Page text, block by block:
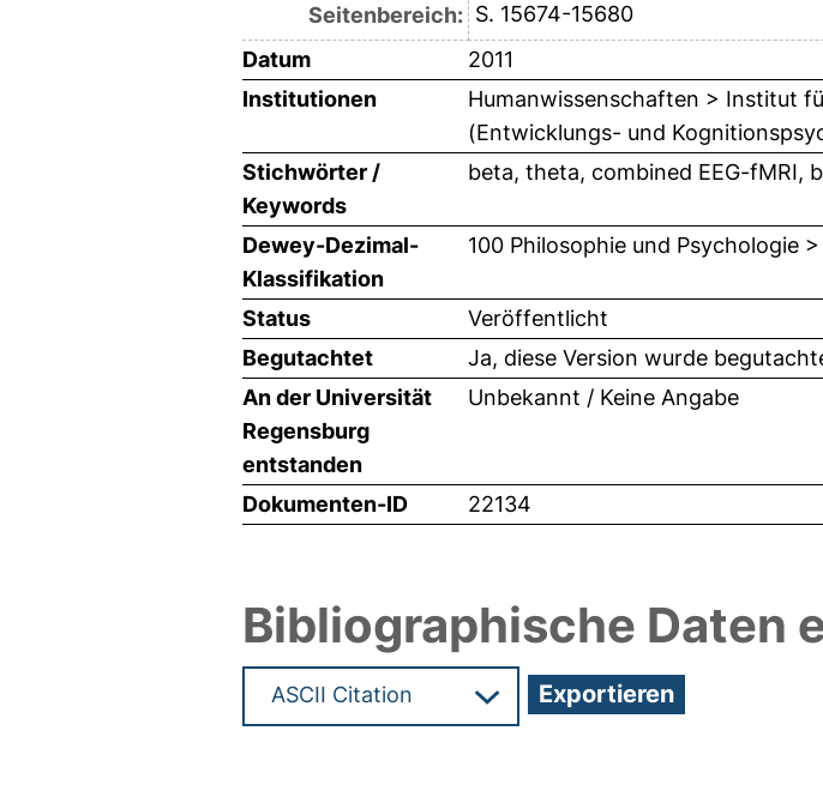
Seitenbereich: S. 15674-15680
Datum
2011
Institutionen
Humanwissenschaften > Institut
(Entwicklungs- und
Stichwörter /
Keywords
beta, theta, combined EEG-fMRI,
Dewey-Dezimal-
Klassifikation
100 Philosophie und Psychologie
Status
Veröffentlicht
Begutachtet
Ja, diese Version wurde
An der Universität
Regensburg
entstanden
Unbekannt / Keine Angabe
Dokumenten-ID 22134
Bibliographische Daten